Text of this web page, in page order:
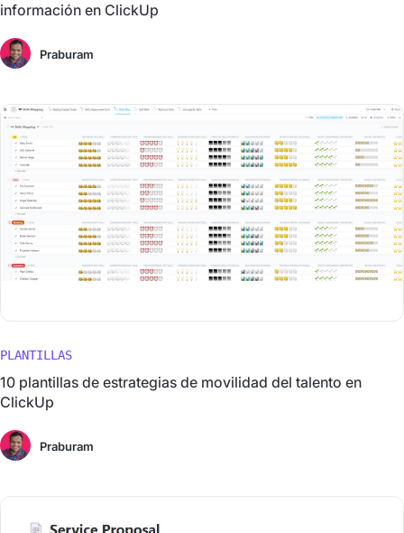
información en ClickUp
Praburam
PLANTILLAS
10 plantillas de estrategias de movilidad del talento en
ClickUp
Praburam